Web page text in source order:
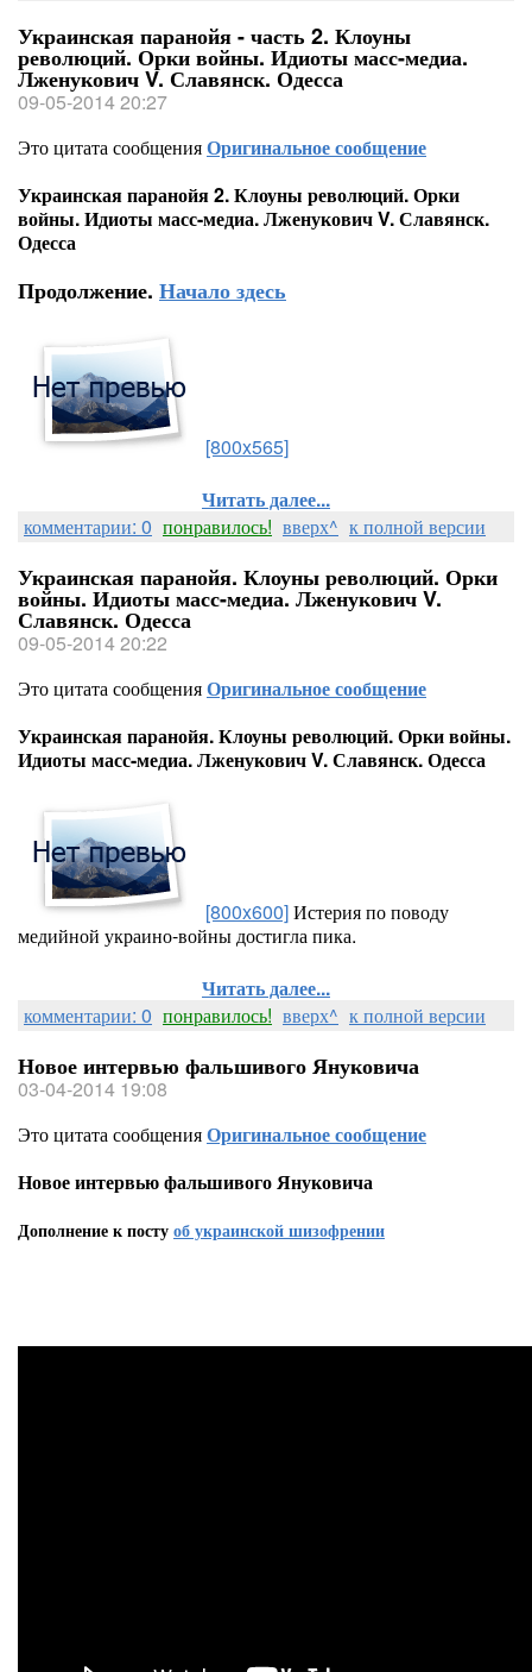
Украинская паранойя - часть 2. Клоуны
революций. Орки войны. Идиоты масс-медиа.
Лженукович V. Славянск. Одесса
09-05-2014 20:27
Это цитата сообщенияОригинальное сообщение
Украинская паранойя 2. Клоуны революций. Орки
войны. Идиоты масс-медиа. Лженукович V. Славянск.
Одесса
Продолжение. Начало здесь
[800x565]
Читать далее...
комментарии: 0 понравилось! вверх^ к полной версии
Украинская паранойя. Клоуны революций. Орки
войны. Идиоты масс-медиа. Лженукович V.
Славянск. Одесса
09-05-2014 20:22
Это цитата сообщенияОригинальное сообщение
Украинская паранойя. Клоуны революций. Орки войны.
Идиоты масс-медиа. Лженукович V. Славянск. Одесса
[800x600]Истерия по поводу
медийной украино-войны достигла пика.
Читать далее...
комментарии: 0 понравилось! вверх^ к полной версии
Новое интервью фальшивого Януковича
03-04-2014 19:08
Это цитата сообщенияОригинальное сообщение
Новое интервью фальшивого Януковича
Дополнение к посту об украинской шизофрении